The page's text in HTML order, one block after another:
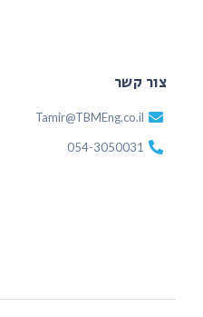
צור קשר
Tamir@TBMEng.co.il
054-3050031